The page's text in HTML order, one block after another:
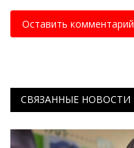
Оставить комментарий
СВЯЗАННЫЕ НОВОСТИ